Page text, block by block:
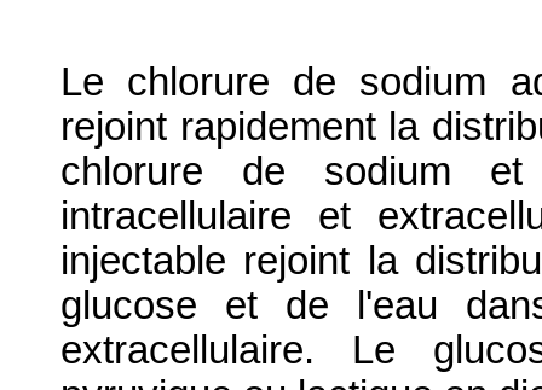
Le chlorure de sodium
rejoint rapidement la
chlorure de sodium
intracellulaire et
injectable rejoint la
glucose et de l'eau
extracellulaire. Le